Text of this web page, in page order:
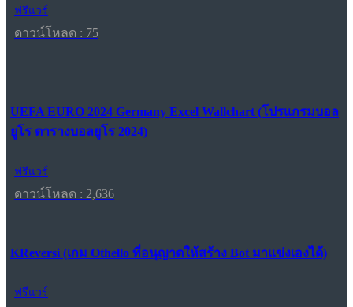
ฟรีแวร์
ดาวน์โหลด : 75
UEFA EURO 2024 Germany Excel Wallchart (โปรแกรมบอล
ยูโร ตารางบอลยูโร 2024)
ฟรีแวร์
ดาวน์โหลด : 2,636
KReversi (เกม Othello ที่อนุญาตให้สร้าง Bot มาแข่งเองได้)
ฟรีแวร์